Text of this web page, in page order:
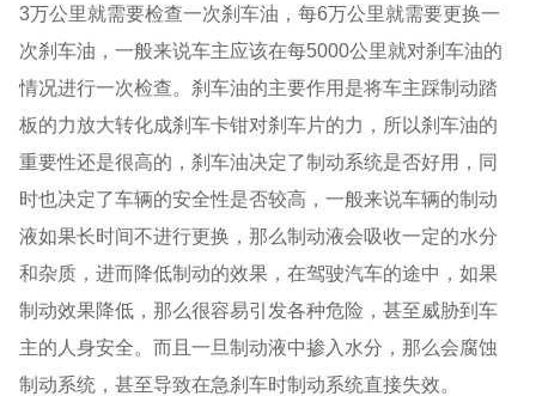
3万公里就需要检查一次刹车油，每6万公里就需要更换一
次刹车油，一般来说车主应该在每5000公里就对刹车油的
情况进行一次检查。刹车油的主要作用是将车主踩制动踏
板的力放大转化成刹车卡钳对刹车片的力，所以刹车油的
重要性还是很高的，刹车油决定了制动系统是否好用，同
时也决定了车辆的安全性是否较高，一般来说车辆的制动
液如果长时间不进行更换，那么制动液会吸收一定的水分
和杂质，进而降低制动的效果，在驾驶汽车的途中，如果
制动效果降低，那么很容易引发各种危险，甚至威胁到车
主的人身安全。而且一旦制动液中掺入水分，那么会腐蚀
制动系统，甚至导致在急刹车时制动系统直接失效。